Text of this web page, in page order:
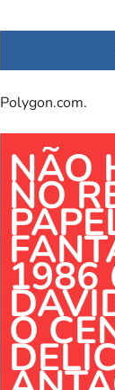
Polygon.com.
NÃO
NO
1986
O